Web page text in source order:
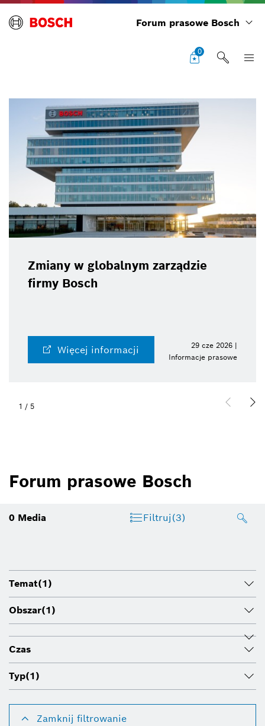
Forum prasowe Bosch
0
Zmiany w globalnym zarządzie
firmy Bosch
Więcej informacji
29 cze 2026 |
Informacje prasowe
1 / 5
Forum prasowe Bosch
0 Media Filtruj(3)
Temat(1)
Obszar(1)
Czas
Typ(1)
Zamknij filtrowanie